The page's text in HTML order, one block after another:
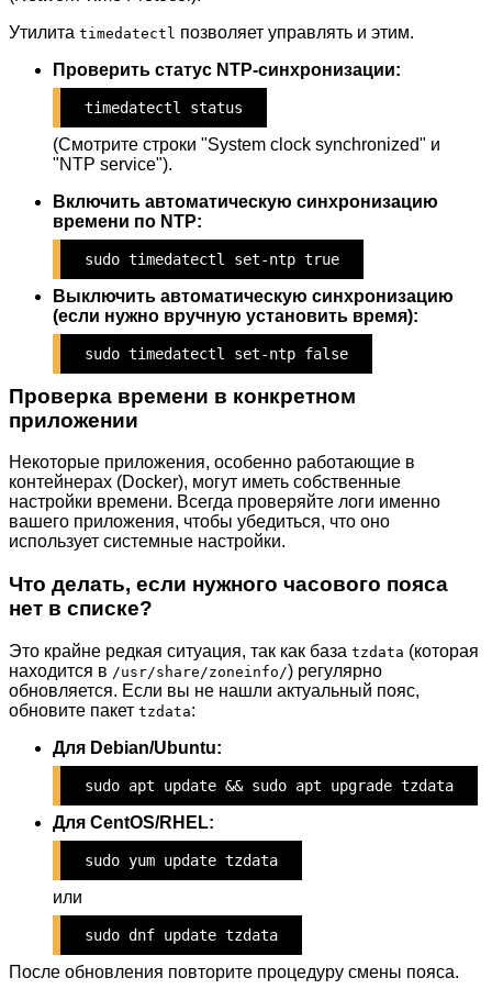
Утилита timedatectl позволяет управлять и этим.
Проверить статус NTP-синхронизации:
timedatectl status
(Смотрите строки "System clock synchronized" и
"NTP service").
Включить автоматическую синхронизацию
времени по NTP:
sudo timedatectl set-ntp true
Выключить автоматическую синхронизацию
(если нужно вручную установить время):
sudo timedatectl set-ntp false
Проверка времени в конкретном
приложении
Некоторые приложения, особенно работающие в
контейнерах (Docker), могут иметь собственные
настройки времени. Всегда проверяйте логи именно
вашего приложения, чтобы убедиться, что оно
использует системные настройки.
Что делать, если нужного часового пояса
нет в списке?
Это крайне редкая ситуация, так как база tzdata (которая
находится в /usr/share/zoneinfo/) регулярно
обновляется. Если вы не нашли актуальный пояс,
обновите пакет tzdata:
Для Debian/Ubuntu:
sudo apt update && sudo apt upgrade tzdata
Для CentOS/RHEL:
sudo yum update tzdata
или
sudo dnf update tzdata
После обновления повторите процедуру смены пояса.